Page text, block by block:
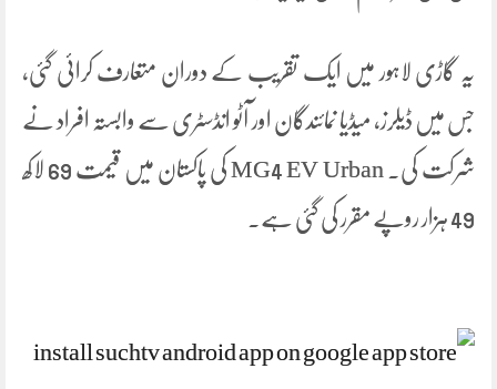
یہ گاڑی لاہور میں ایک تقریب کے دوران متعارف کرائی گئی،
جس میں ڈیلرز، میڈیا نمائندگان اور آٹو انڈسٹری سے وابستہ افراد نے
شرکت کی۔ MG4 EV Urban کی پاکستان میں قیمت 69 لاکھ
49 ہزار روپے مقرر کی گئی ہے۔